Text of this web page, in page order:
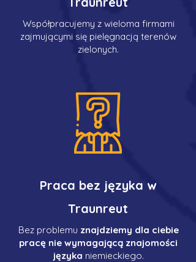
Współpracujemy z wieloma firmami
zajmującymi się pielęgnacją terenów
zielonych.
Praca bez języka w
Traunreut
Bez problemu znajdziemy dla ciebie
pracę nie wymagającą znajomości
języka niemieckiego.